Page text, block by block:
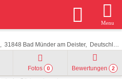
Menu
31848 Bad Münder am Deister Deutschland
Fotos 0 Bewertungen 2